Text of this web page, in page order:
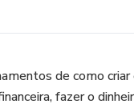
de como
fazer o